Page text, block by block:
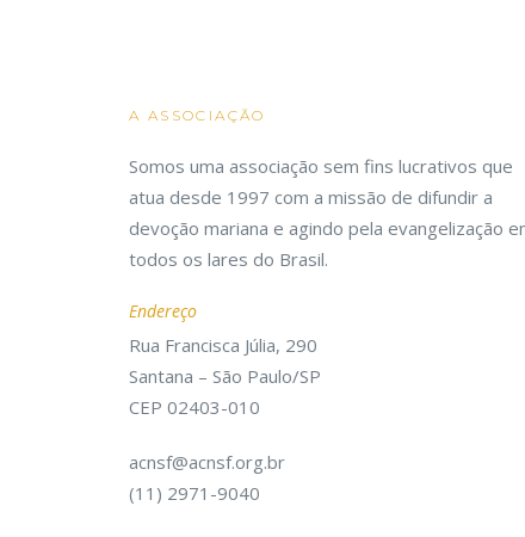
A ASSOCIAÇÃO
Somos uma associação sem fins lucrativos que
atua desde 1997 com a missão de difundir a
devoção mariana e agindo pela evangelização
todos os lares do Brasil.
Endereço
Rua Francisca Júlia, 290
Santana – São Paulo/SP
CEP 02403-010
acnsf@acnsf.org.br
(11) 2971-9040